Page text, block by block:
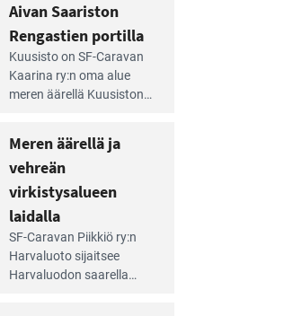
ympärillä. – Lampi on
upea ja puhdas, ja se
tarjoaa ympäris­töineen
kauniit maisemat ja
loistavat virkistäytymis­
Aivan Saariston
Rengastien portilla
Kuusisto on SF-Caravan
Kaarina ry:n oma alue
meren äärellä Kuusiston
lapsiystävällinen,
rauhallinen ja
silmiinpistävän siisti.
Meren äärellä ja
vehreän
virkistysalueen
laidalla
SF-Caravan Piikkiö ry:n
Harvaluoto sijait­see
Harvaluodon saarella